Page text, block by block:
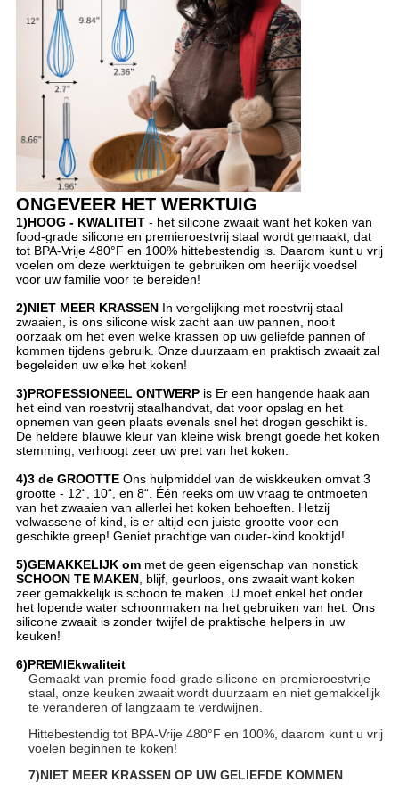
ONGEVEER HET WERKTUIG
1)HOOG - KWALITEIT- het silicone zwaait want het koken van
food-grade silicone en premieroestvrij staal wordt gemaakt, dat
tot BPA-Vrije 480°F en 100% hittebestendig is. Daarom kunt u vrij
voelen om deze werktuigen te gebruiken om heerlijk voedsel
voor uw familie voor te bereiden!
2)NIET MEER KRASSENIn vergelijking met roestvrij staal
zwaaien, is ons silicone wisk zacht aan uw pannen, nooit
oorzaak om het even welke krassen op uw geliefde pannen of
kommen tijdens gebruik. Onze duurzaam en praktisch zwaait zal
begeleiden uw elke het koken!
3)PROFESSIONEEL ONTWERPis Er een hangende haak aan
het eind van roestvrij staalhandvat, dat voor opslag en het
opnemen van geen plaats evenals snel het drogen geschikt is.
De heldere blauwe kleur van kleine wisk brengt goede het koken
stemming, verhoogt zeer uw pret van het koken.
4)3 de GROOTTEOns hulpmiddel van de wiskkeuken omvat 3
grootte - 12“, 10“, en 8“. Één reeks om uw vraag te ontmoeten
van het zwaaien van allerlei het koken behoeften. Hetzij
volwassene of kind, is er altijd een juiste grootte voor een
geschikte greep! Geniet prachtige van ouder-kind kooktijd!
5)GEMAKKELIJK ommet de geen eigenschap van nonstick
SCHOON TE MAKEN, blijf, geurloos, ons zwaait want koken
zeer gemakkelijk is schoon te maken. U moet enkel het onder
het lopende water schoonmaken na het gebruiken van het. Ons
silicone zwaait is zonder twijfel de praktische helpers in uw
keuken!
6)PREMIEkwaliteit
Gemaakt van premie food-grade silicone en premieroestvrije
staal, onze keuken zwaait wordt duurzaam en niet gemakkelijk
te veranderen of langzaam te verdwijnen.
Hittebestendig tot BPA-Vrije 480°F en 100%, daarom kunt u vrij
voelen beginnen te koken!
7)NIET MEER KRASSEN OP UW GELIEFDE KOMMEN